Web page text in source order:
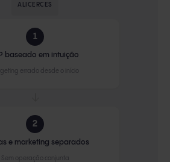
ALICERCES
1
baseado em intuição
errado desde o início
2
e marketing separados
Sem operação conjunta